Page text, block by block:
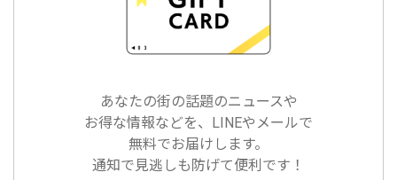
あなたの街の話題のニュースや
お得な情報などを、LINEやメールで
無料でお届けします。
通知で見逃しも防げて便利です！